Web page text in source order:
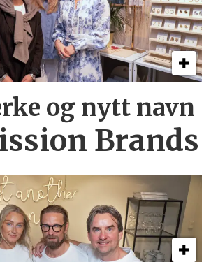
og nytt navn
Brands